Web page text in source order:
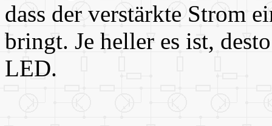
dass der verstärkte Strom
bringt. Je heller es ist,
LED.